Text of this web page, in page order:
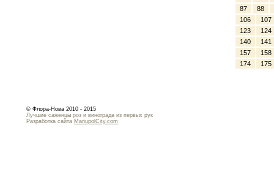
87
88
106
107
123
124
140
141
157
158
174
175
© Флора-Нова 2010 - 2015
Лучшие саженцы роз и винограда из первых рук
Разработка сайта MariupolCity.com